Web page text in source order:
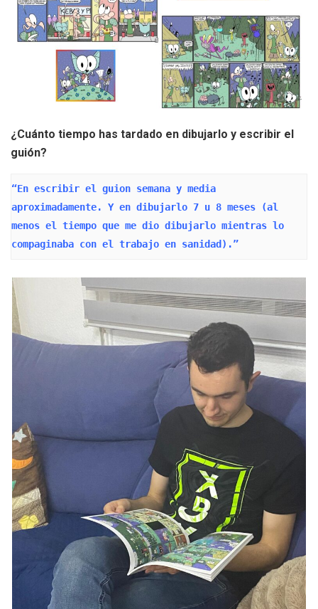
¿Cuánto tiempo has tardado en dibujarlo y escribir el
guión?
“En escribir el guion semana y media
aproximadamente. Y en dibujarlo 7 u 8 meses (al
menos el tiempo que me dio dibujarlo mientras lo
compaginaba con el trabajo en sanidad).”